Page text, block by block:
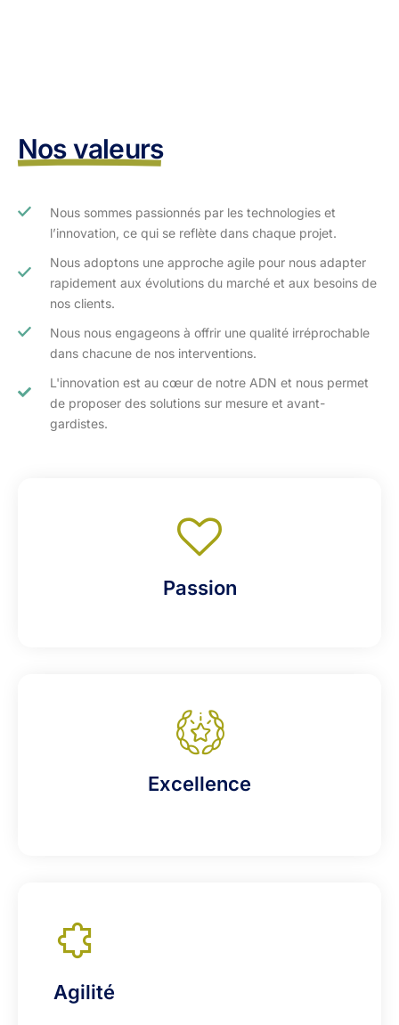
Nos valeurs
Nous sommes passionnés par les technologies et
l’innovation, ce qui se reflète dans chaque projet.
Nous adoptons une approche agile pour nous adapter
rapidement aux évolutions du marché et aux besoins de
nos clients.​
Nous nous engageons à offrir une qualité irréprochable
dans chacune de nos interventions.
L'innovation est au cœur de notre ADN et nous permet
de proposer des solutions sur mesure et avant-
gardistes.
Passion
Excellence
Agilité